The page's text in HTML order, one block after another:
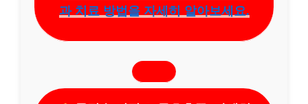
과 치료 방법을 자세히 알아보세요.